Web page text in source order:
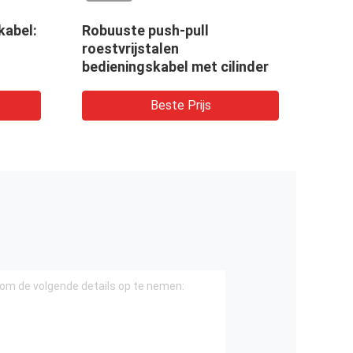
Robuuste push-pull
roestvrijstalen
bedieningskabel met cilinder
Beste Prijs